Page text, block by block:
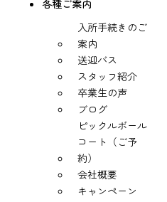
各種ご案内
入所手続きのご
案内
送迎バス
スタッフ紹介
卒業生の声
ブログ
ピックルボール
コート（ご予
約）
会社概要
キャンペーン